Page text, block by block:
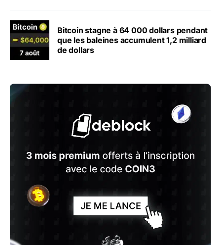
Bitcoin stagne à 64 000 dollars pendant
que les baleines accumulent 1,2 milliard
de dollars